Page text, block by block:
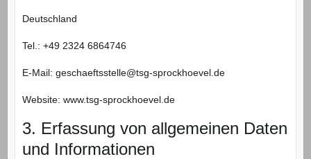
Deutschland
Tel.: +49 2324 6864746
E-Mail: geschaeftsstelle@tsg-sprockhoevel.de
Website: www.tsg-sprockhoevel.de
3. Erfassung von allgemeinen Daten
und Informationen